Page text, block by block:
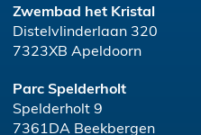
Zwembad het Kristal
Distelvlinderlaan 320
7323XB Apeldoorn
Parc Spelderholt
Spelderholt 9
7361DA Beekbergen